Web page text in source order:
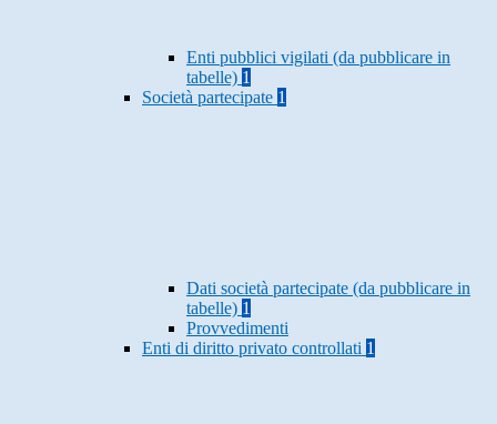
Enti pubblici vigilati (da pubblicare in
tabelle) 1
Società partecipate 1
Dati società partecipate (da pubblicare in
tabelle) 1
Provvedimenti
Enti di diritto privato controllati 1